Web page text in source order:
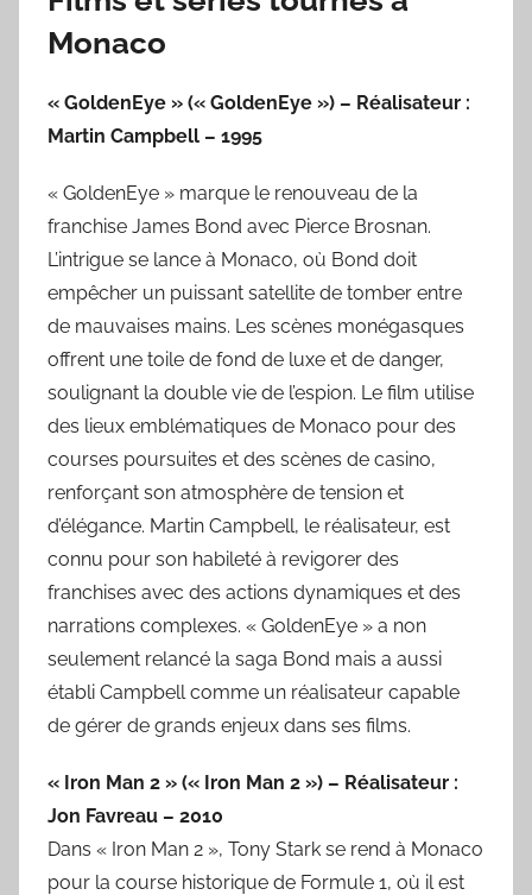
Monaco
« GoldenEye » (« GoldenEye ») – Réalisateur :
Martin Campbell – 1995
« GoldenEye » marque le renouveau de la
franchise James Bond avec Pierce Brosnan.
L’intrigue se lance à Monaco, où Bond doit
empêcher un puissant satellite de tomber entre
de mauvaises mains. Les scènes monégasques
offrent une toile de fond de luxe et de danger,
soulignant la double vie de l’espion. Le film utilise
des lieux emblématiques de Monaco pour des
courses poursuites et des scènes de casino,
renforçant son atmosphère de tension et
d’élégance. Martin Campbell, le réalisateur, est
connu pour son habileté à revigorer des
franchises avec des actions dynamiques et des
narrations complexes. « GoldenEye » a non
seulement relancé la saga Bond mais a aussi
établi Campbell comme un réalisateur capable
de gérer de grands enjeux dans ses films.
« Iron Man 2 » (« Iron Man 2 ») – Réalisateur :
Jon Favreau – 2010
Dans « Iron Man 2 », Tony Stark se rend à Monaco
pour la course historique de Formule 1, où il est